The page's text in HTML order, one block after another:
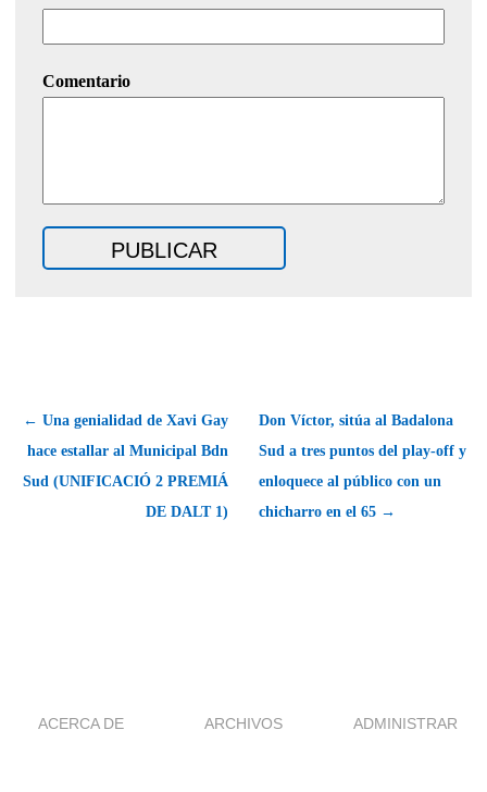
Comentario
← Una genialidad de Xavi Gay
hace estallar al Municipal Bdn
Sud (UNIFICACIÓ 2 PREMIÁ
DE DALT 1)
Don Víctor, sitúa al Badalona
Sud a tres puntos del play-off y
enloquece al público con un
chicharro en el 65 →
ACERCA DE ARCHIVOS ADMINISTRAR